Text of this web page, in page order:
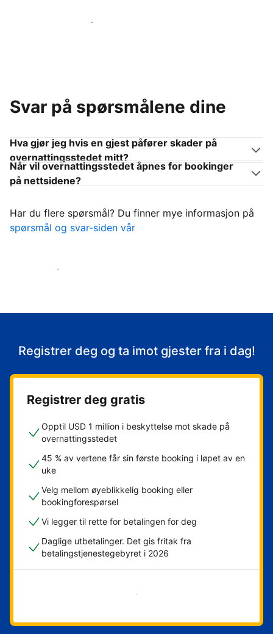
Gjør som andre verter som deg
Svar på spørsmålene dine
Hva gjør jeg hvis en gjest påfører skader på
overnattingsstedet mitt?
Når vil overnattingsstedet åpnes for bookinger
på nettsidene?
Har du flere spørsmål? Du finner mye informasjon på
spørsmål og svar-siden vår
Ta imot gjestene
Registrer deg og ta imot gjester fra i dag!
Registrer deg gratis
Opptil USD 1 million i beskyttelse mot skade på
overnattingsstedet
45 % av vertene får sin første booking i løpet av en
uke
Velg mellom øyeblikkelig booking eller
bookingforespørsel
Vi legger til rette for betalingen for deg
Daglige utbetalinger. Det gis fritak fra
betalingstjenestegebyret i 2026
Kom i gang nå